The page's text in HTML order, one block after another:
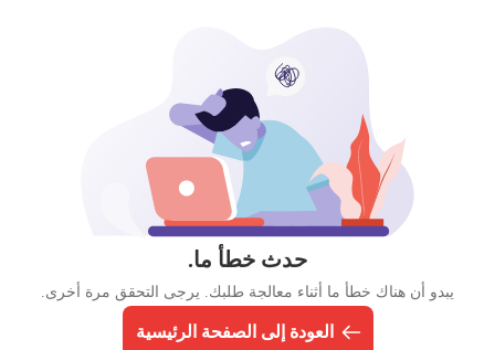
حدث خطأ ما.
يبدو أن هناك خطأ ما أثناء معالجة طلبك. يرجى التحقق مرة أخرى.
العودة إلى الصفحة الرئيسية